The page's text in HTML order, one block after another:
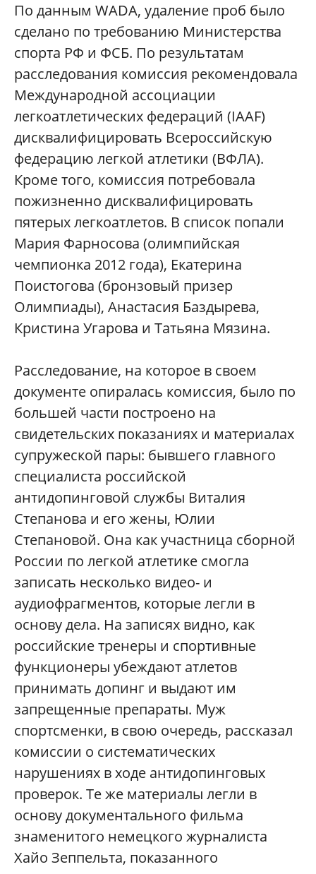
По данным WADA, удаление проб было
сделано по требованию Министерства
спорта РФ и ФСБ. По результатам
расследования комиссия рекомендовала
Международной ассоциации
легкоатлетических федераций (IAAF)
дисквалифицировать Всероссийскую
федерацию легкой атлетики (ВФЛА).
Кроме того, комиссия потребовала
пожизненно дисквалифицировать
пятерых легкоатлетов. В список попали
Мария Фарносова (олимпийская
чемпионка 2012 года), Екатерина
Поистогова (бронзовый призер
Олимпиады), Анастасия Баздырева,
Кристина Угарова и Татьяна Мязина.
Расследование, на которое в своем
документе опиралась комиссия, было по
большей части построено на
свидетельских показаниях и материалах
супружеской пары: бывшего главного
специалиста российской
антидопинговой службы Виталия
Степанова и его жены, Юлии
Степановой. Она как участница сборной
России по легкой атлетике смогла
записать несколько видео- и
аудиофрагментов, которые легли в
основу дела. На записях видно, как
российские тренеры и спортивные
функционеры убеждают атлетов
принимать допинг и выдают им
запрещенные препараты. Муж
спортсменки, в свою очередь, рассказал
комиссии о систематических
нарушениях в ходе антидопинговых
проверок. Те же материалы легли в
основу документального фильма
знаменитого немецкого журналиста
Хайо Зеппельта, показанного